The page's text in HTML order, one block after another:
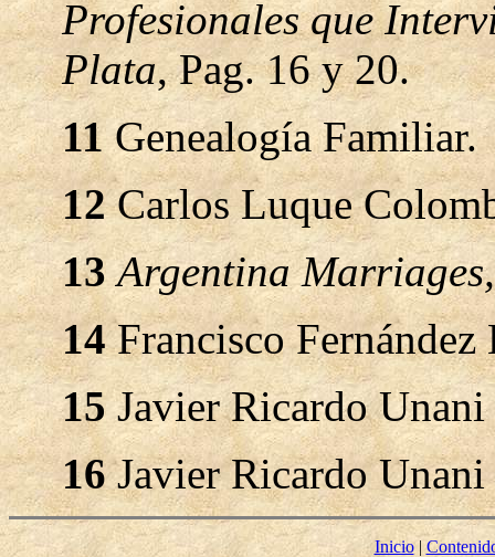
Profesionales que
Plata, Pag. 16 y 20.
11Genealogía Familiar.
12Carlos Luque
13 Argentina
14Francisco Fernández
15Javier Ricardo Unani
16Javier Ricardo
Inicio|